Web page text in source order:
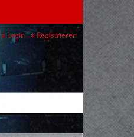
Login Registrieren